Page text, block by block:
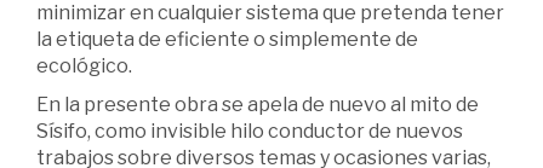
minimizar en cualquier sistema que pretenda tener
la etiqueta de eficiente o simplemente de
ecológico.
En la presente obra se apela de nuevo al mito de
Sísifo, como invisible hilo conductor de nuevos
trabajos sobre diversos temas y ocasiones varias,